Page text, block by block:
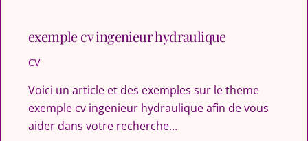
exemple cv ingenieur hydraulique
CV
Voici un article et des exemples sur le theme
exemple cv ingenieur hydraulique afin de vous
aider dans votre recherche…